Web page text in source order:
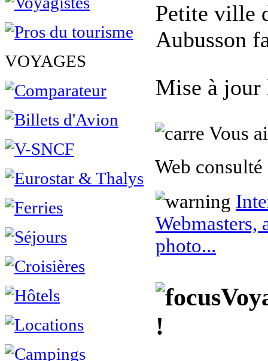
VOYAGES
Petite ville
Aubusson
Mise à jour
Vous
Web
photo...
!